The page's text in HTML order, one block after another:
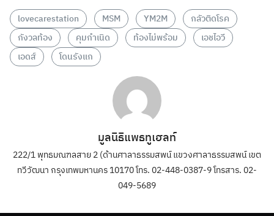
lovecarestation MSM YM2M
กลัวติดโรค
กังวลท้อง
คุมกำเนิด ท้องไม่พร้อม
เอชไอวี
เอดส์
โดนรังแก
มูลนิธิแพธทูเฮลท์
222/1 พุทธมณฑลสาย 2 (ด้านศาลาธรรมสพน์ แขวงศาลาธรรมสพน์ เขต
ทวีวัฒนา กรุงเทพมหานคร 10170 โทร. 02-448-0387-9 โทรสาร. 02-
049-5689